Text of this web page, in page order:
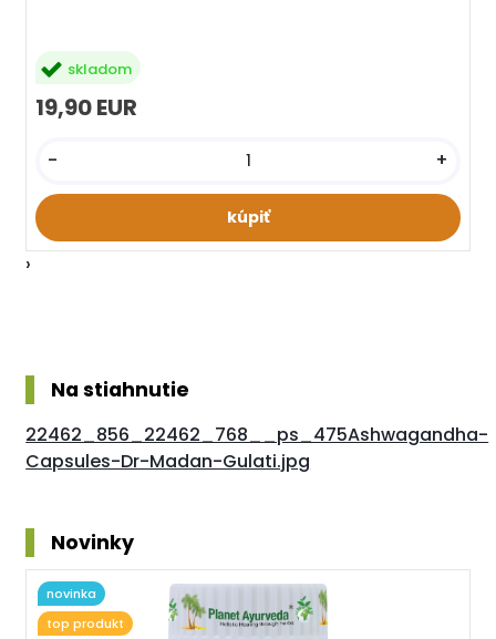
19,90 EUR
skladom
- +
›
Na stiahnutie
22462_856_22462_768__ps_475Ashwagandha-
Capsules-Dr-Madan-Gulati.jpg
Novinky
novinka
top produkt